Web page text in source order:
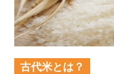
古代米とは？